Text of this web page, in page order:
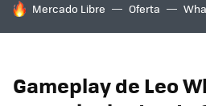
HOY SE HABLA DE
Mercado Libre Oferta
Gameplay de Leo